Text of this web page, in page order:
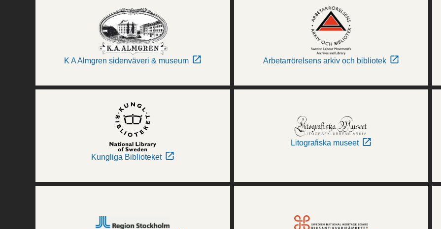
K A Almgren sidenväveri & museum Arbetarrörelsens arkiv och bibliotek
Kungliga Biblioteket
Litografiska museet